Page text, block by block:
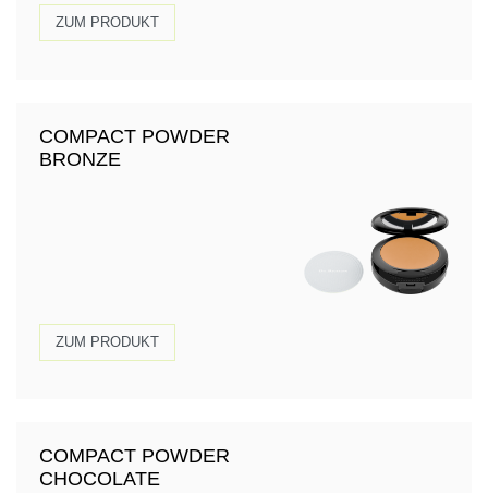
ZUM PRODUKT
COMPACT POWDER
BRONZE
ZUM PRODUKT
COMPACT POWDER
CHOCOLATE